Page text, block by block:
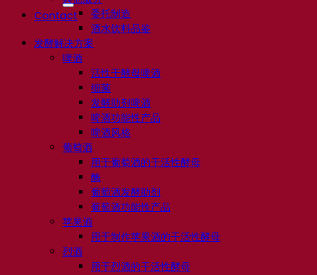
Contact
委托制造
酒水饮料品鉴
发酵解决方案
啤酒
活性干酵母啤酒
细菌
发酵助剂啤酒
啤酒功能性产品
啤酒风格
葡萄酒
用于葡萄酒的干活性酵母
酶
葡萄酒发酵助剂
葡萄酒功能性产品
苹果酒
用于制作苹果酒的干活性酵母
烈酒
用于烈酒的干活性酵母